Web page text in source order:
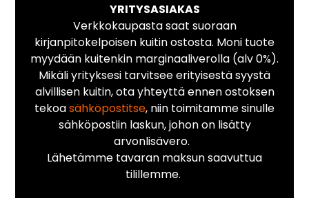
YRITYSASIAKAS
Verkkokaupasta saat suoraan
kirjanpitokelpoisen kuitin ostosta. Moni tuote
myydään kuitenkin marginaaliverolla (alv 0%).
Mikäli yrityksesi tarvitsee erityisestä syystä
alvillisen kuitin, ota yhteyttä ennen ostoksen
tekoasähköpostitse, niin toimitamme sinulle
sähköpostiin laskun, johon on lisätty
arvonlisävero.
Lähetämme tavaran maksun saavuttua
tilillemme.